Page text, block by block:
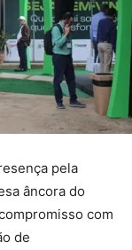
pela
âncora do
com
de